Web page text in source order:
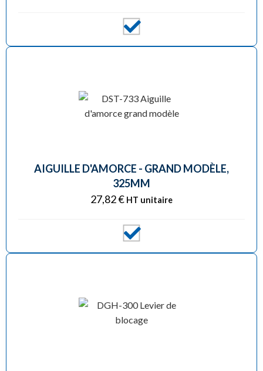
AIGUILLE D'AMORCE - GRAND MODÈLE,
325MM
27,82€ HT unitaire